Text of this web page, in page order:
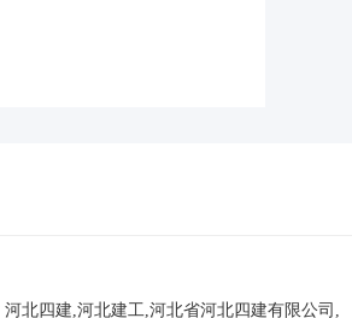
河北四建,河北建工,河北省河北四建有限公司,